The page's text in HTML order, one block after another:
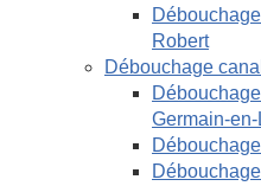
Robert
Débouchage
Germain-